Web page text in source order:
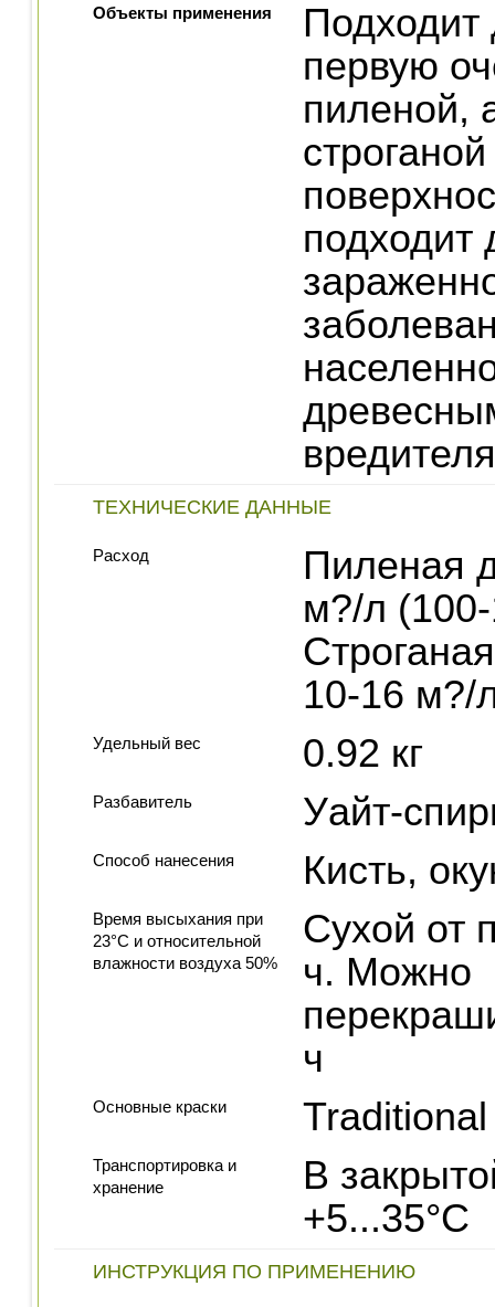
Объекты применения
Подходит
первую
пиленой,
подходит
ТЕХНИЧЕСКИЕ ДАННЫЕ
Расход
Пиленая
м?/л
10-16 м?/
Удельный вес 0.92 кг
Разбавитель Уайт-
Способ нанесения Кисть,
Время высыхания при
23°С и относительной
влажности воздуха 50%
Сухой от
ч. Можно
ч
Основные краски
Транспортировка и
хранение
В
+5...35°C
ИНСТРУКЦИЯ ПО ПРИМЕНЕНИЮ